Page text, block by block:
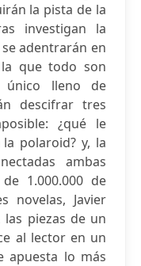
la pista de la
investigan la
adentrarán en
que todo son
lleno de
descifrar tres
¿qué le
la polaroid? y, la
ambas
1.000.000 de
novelas, Javier
las piezas de un
al lector en un
apuesta lo más